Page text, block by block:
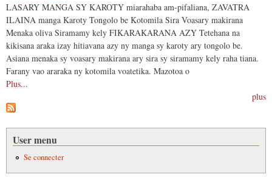
LASARY MANGA SY KAROTY miarahaba am-pifaliana, ZAVATRA
ILAINA manga Karoty Tongolo be Kotomila Sira Voasary makirana
Menaka oliva Siramamy kely FIKARAKARANA AZY Tetehana na
kikisana araka izay hitiavana azy ny manga sy karoty ary tongolo be.
Asiana menaka sy voasary makirana ary sira sy siramamy kely raha tiana.
Farany vao araraka ny kotomila voatetika. Mazotoa o
Plus...
plus
User menu
Se connecter